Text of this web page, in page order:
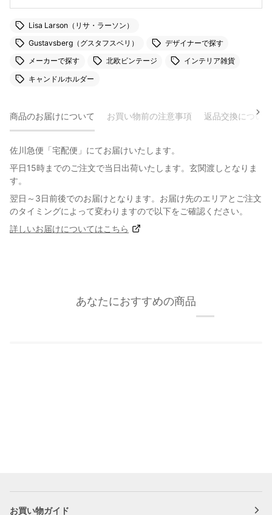
Lisa Larson（リサ・ラーソン）
Gustavsberg（グスタフスベリ）
デザイナーで探す
メーカーで探す
北欧ビンテージ
インテリア雑貨
キャンドルホルダー
商品のお届けについて お買い物前の注意事項 返品交換について
佐川急便「宅配便」にてお届けいたします。
平日15時までのご注文で当日出荷いたします。玄関渡しとなりま
す。
翌日～3日前後でのお届けとなります。お届け先のエリアとご注文
のタイミングによって変わりますので以下をご確認ください。
詳しいお届けについてはこちら
あなたにおすすめの商品
お買い物ガイド